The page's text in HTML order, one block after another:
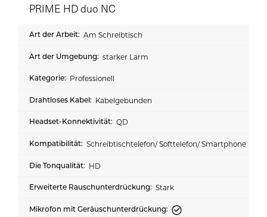
PRIME HD duo NC
Am Schreibtisch
starker Larm
Professionell
Kabelgebunden
QD
Schreibtischtelefon/ Softtelefon/ Smartphone
HD
Stark